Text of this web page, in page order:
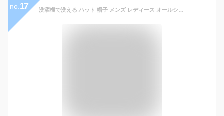
no. 17 洗濯機で洗える ハット 帽子 メンズ レディース オールシーズン キッズ UV 大きいサイズ 折りたためる